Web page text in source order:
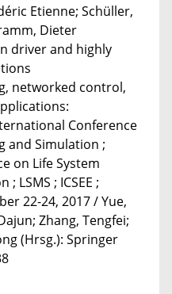
Etienne; Schüller,
Dieter
driver and highly
networked control,
Conference
and Simulation ;
on Life System
LSMS ; ICSEE ;
22-24, 2017 / Yue,
Zhang, Tengfei;
(Hrsg.): Springer